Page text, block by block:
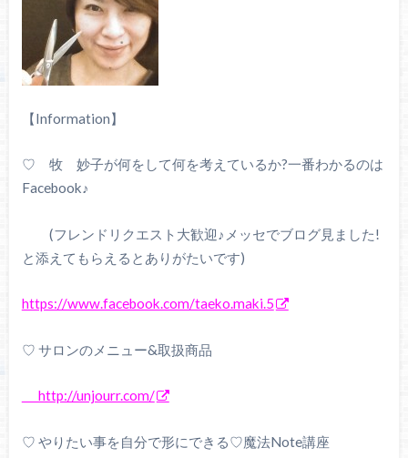
【Information】
♡ 牧 妙子が何をして何を考えているか?一番わかるのは
Facebook♪
(フレンドリクエスト大歓迎♪メッセでブログ見ました!
と添えてもらえるとありがたいです)
https://www.facebook.com/taeko.maki.5
♡ サロンのメニュー&取扱商品
http://unjourr.com/
♡ やりたい事を自分で形にできる♡魔法Note講座